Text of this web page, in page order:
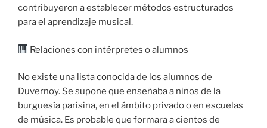
contribuyeron a establecer métodos estructurados
para el aprendizaje musical.
Relaciones con intérpretes o alumnos
No existe una lista conocida de los alumnos de
Duvernoy. Se supone que enseñaba a niños de la
burguesía parisina, en el ámbito privado o en escuelas
de música. Es probable que formara a cientos de